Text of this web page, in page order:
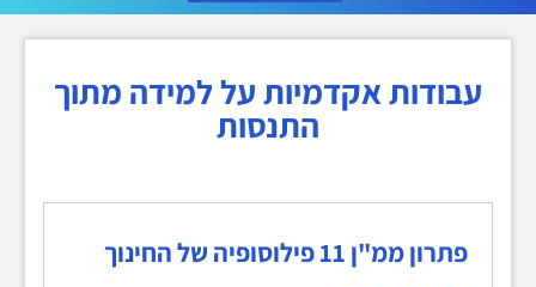
עבודות אקדמיות על למידה מתוך
התנסות
פתרון ממ"ן 11 פילוסופיה של החינוך